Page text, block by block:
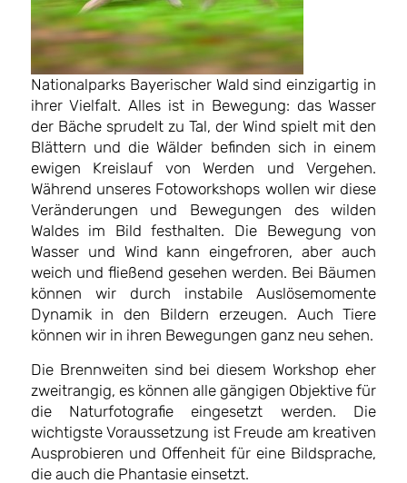
Nationalparks Bayerischer Wald sind einzigartig in
ihrer Vielfalt. Alles ist in Bewegung: das Wasser
der Bäche sprudelt zu Tal, der Wind spielt mit den
Blättern und die Wälder befinden sich in einem
ewigen Kreislauf von Werden und Vergehen.
Während unseres Fotoworkshops wollen wir diese
Veränderungen und Bewegungen des wilden
Waldes im Bild festhalten. Die Bewegung von
Wasser und Wind kann eingefroren, aber auch
weich und fließend gesehen werden. Bei Bäumen
können wir durch instabile Auslösemomente
Dynamik in den Bildern erzeugen. Auch Tiere
können wir in ihren Bewegungen ganz neu sehen.
Die Brennweiten sind bei diesem Workshop eher
zweitrangig, es können alle gängigen Objektive für
die Naturfotografie eingesetzt werden. Die
wichtigste Voraussetzung ist Freude am kreativen
Ausprobieren und Offenheit für eine Bildsprache,
die auch die Phantasie einsetzt.